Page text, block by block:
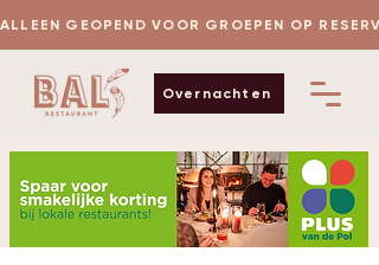
Overnachten
GEOPEND VOOR GROEPEN OP